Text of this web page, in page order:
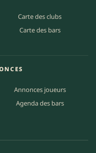
Carte des clubs
Carte des bars
Annonces joueurs
Agenda des bars